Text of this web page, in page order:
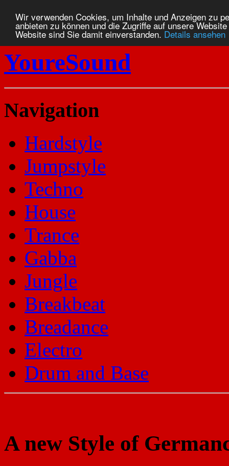
Wir verwenden Cookies, um Inhalte und Anzeigen zu
anbieten zu können und die Zugriffe auf unsere
Website sind Sie damit einverstanden. Details ansehen
YoureSound
Navigation
Hardstyle
Jumpstyle
Techno
House
Trance
Gabba
Jungle
Breakbeat
Breadance
Electro
Drum and Base
A new Style of